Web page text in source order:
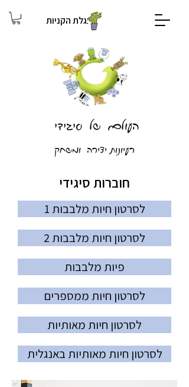
עגלת הקניות
רעיונות יצירה ומשחק
העולם של סיגידי
חוברות סיגידי
לסרטון חיות מלבבות 1
לסרטון חיות מלבבות 2
פיות מלבבות
לסרטון חיות ממספרים
לסרטון חיות מאותיות
לסרטון חיות מאותיות באנגלית